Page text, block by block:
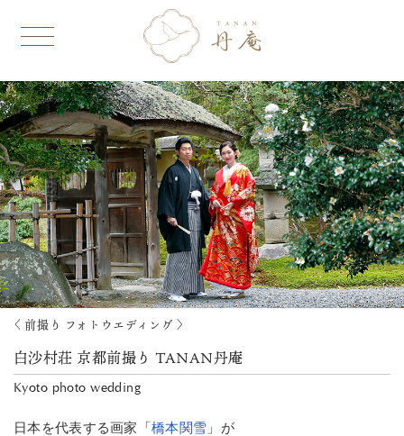
〈 前撮り フォトウエディング 〉
白沙村荘 京都前撮り TANAN丹庵
Kyoto photo wedding
日本を代表する画家「 橋本関雪 」が